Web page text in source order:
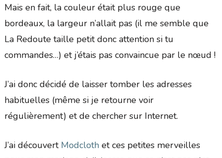
Mais en fait, la couleur était plus rouge que
bordeaux, la largeur n’allait pas (il me semble que
La Redoute taille petit donc attention si tu
commandes…) et j’étais pas convaincue par le nœud !
J’ai donc décidé de laisser tomber les adresses
habituelles (même si je retourne voir
régulièrement) et de chercher sur Internet.
J’ai découvert Modclothet ces petites merveilles